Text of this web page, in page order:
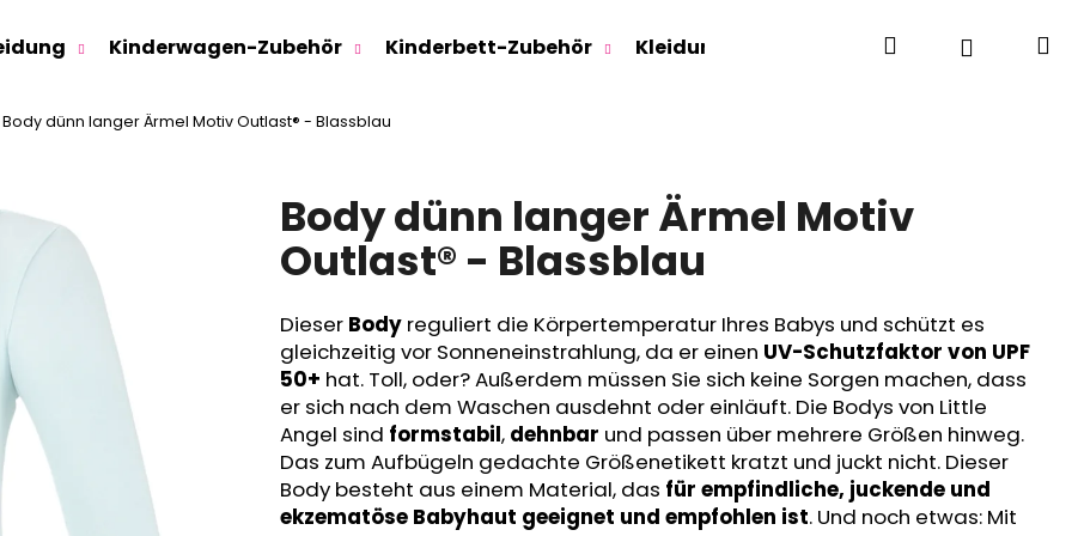
Kinderwagen-Zubehör Kinderbett-Zubehör Kleidung für Jugendliche Für
SuchenLogin
Body dünn langer Ärmel Motiv Outlast® - Blassblau
Body dünn langer Ärmel Motiv
Outlast® - Blassblau
Dieser Body reguliert die Körpertemperatur Ihres Babys und schützt es
gleichzeitig vor Sonneneinstrahlung, da er einen UV-Schutzfaktor von UPF
50+ hat. Toll, oder? Außerdem müssen Sie sich keine Sorgen machen, dass
er sich nach dem Waschen ausdehnt oder einläuft. Die Bodys von Little
Angel sind formstabil, dehnbar und passen über mehrere Größen hinweg.
Das zum Aufbügeln gedachte Größenetikett kratzt und juckt nicht. Dieser
Body besteht aus einem Material, das für empfindliche, juckende und
ekzematöse Babyhaut geeignet und empfohlen ist. Und noch etwas: Mit
Was suchen Sie?
SUCHEN
Wir empfehlen
SWEATHOSE - DENIM LÖWE
KINDERSITZUNTERLAGE OUTLAST® -